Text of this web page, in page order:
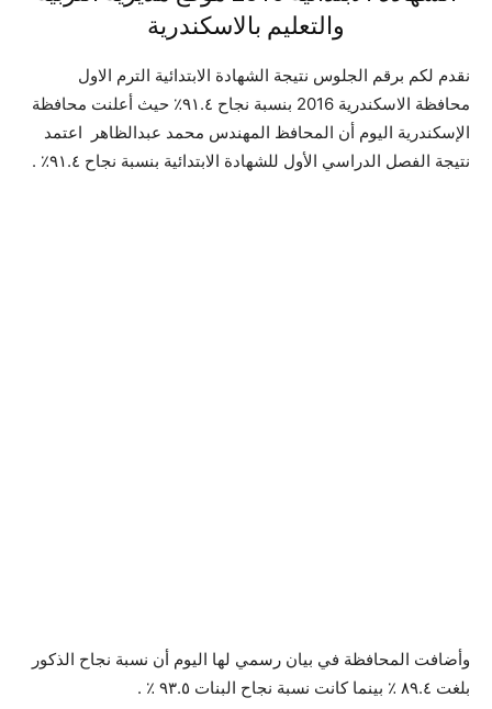
والتعليم بالاسكندرية
نقدم لكم برقم الجلوس نتيجة الشهادة الابتدائية الترم الاول
محافظة الاسكندرية 2016 بنسبة نجاح ٩١.٤٪‏ حيث أعلنت محافظة
الإسكندرية اليوم أن المحافظ المهندس محمد عبدالظاهر اعتمد
نتيجة الفصل الدراسي الأول للشهادة الابتدائية بنسبة نجاح ٩١.٤٪‏ .
وأضافت المحافظة في بيان رسمي لها اليوم أن نسبة نجاح الذكور
بلغت ٨٩.٤ ٪‏ بينما كانت نسبة نجاح البنات ٩٣.٥ ٪‏ .